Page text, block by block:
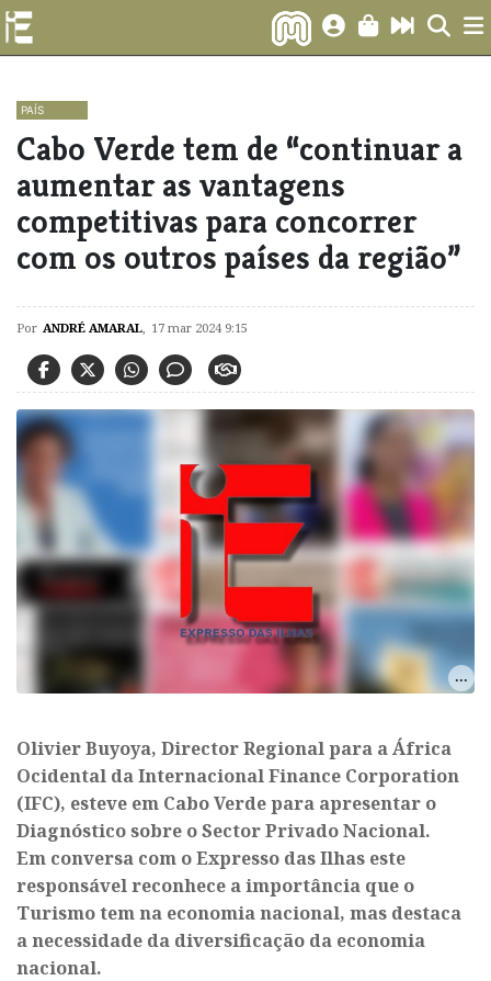
PAÍS
Cabo Verde tem de “continuar a
aumentar as vantagens
competitivas para concorrer
com os outros países da região”
Por ANDRÉ AMARAL, 17 mar 2024 9:15
Olivier Buyoya, Director Regional para a África
Ocidental da Internacional Finance Corporation
(IFC), esteve em Cabo Verde para apresentar o
Diagnóstico sobre o Sector Privado Nacional.
Em conversa com o Expresso das Ilhas este
responsável reconhece a importância que o
Turismo tem na economia nacional, mas destaca
a necessidade da diversificação da economia
nacional.